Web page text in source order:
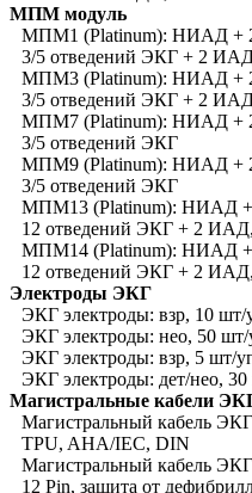
МПМ модуль
МПМ1 (Platinum): НИАД + 2
3/5 отведений ЭКГ + 2
МПМ3 (Platinum): НИАД + 2
3/5 отведений ЭКГ + 2
МПМ7 (Platinum): НИАД + 2
3/5 отведений ЭКГ
МПМ9 (Platinum): НИАД + 2
3/5 отведений ЭКГ
МПМ13 (Platinum): НИАД +
12 отведений ЭКГ + 2
МПМ14 (Platinum): НИАД +
12 отведений ЭКГ + 2
Электроды ЭКГ
ЭКГ электроды: взр, 10 шт/
ЭКГ электроды: нео, 50 шт/
ЭКГ электроды: взр, 5 шт/
ЭКГ электроды: дет/нео,
Магистральные кабели
Магистральный кабель
TPU, AHA/IEC, DIN
Магистральный кабель
12 Pin, защита от